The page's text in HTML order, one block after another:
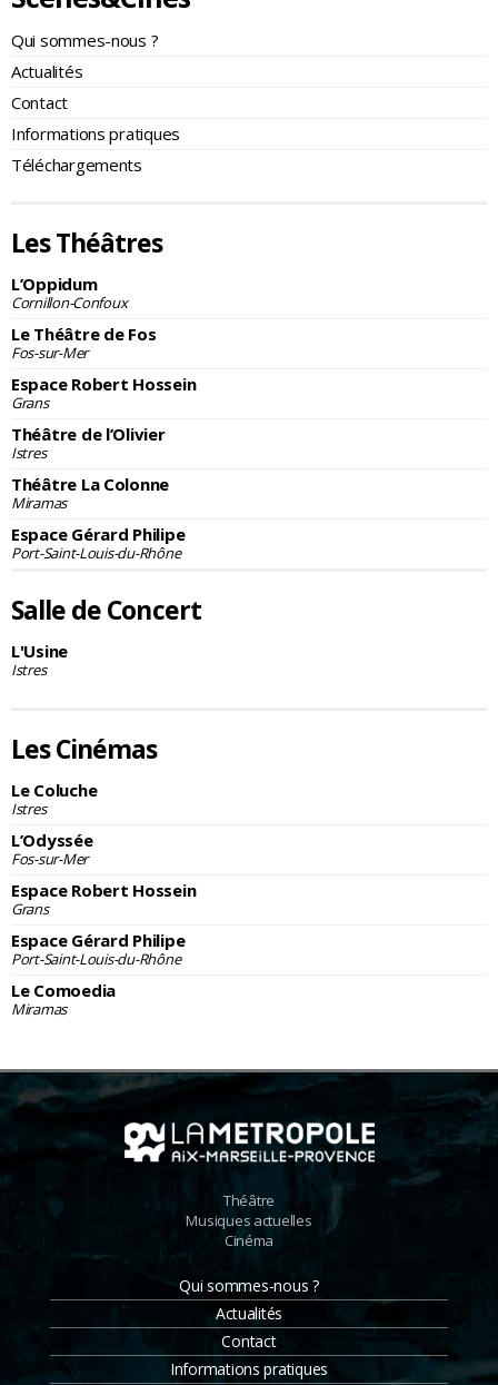
Qui sommes-nous ?
Actualités
Contact
Informations pratiques
Téléchargements
Les Théâtres
L’Oppidum
Cornillon-Confoux
Le Théâtre de Fos
Fos-sur-Mer
Espace Robert Hossein
Grans
Théâtre de l’Olivier
Istres
Théâtre La Colonne
Miramas
Espace Gérard Philipe
Port-Saint-Louis-du-Rhône
Salle de Concert
L'Usine
Istres
Les Cinémas
Le Coluche
Istres
L’Odyssée
Fos-sur-Mer
Espace Robert Hossein
Grans
Espace Gérard Philipe
Port-Saint-Louis-du-Rhône
Le Comoedia
Miramas
Théâtre
Musiques actuelles
Cinéma
Qui sommes-nous ?
Actualités
Contact
Informations pratiques